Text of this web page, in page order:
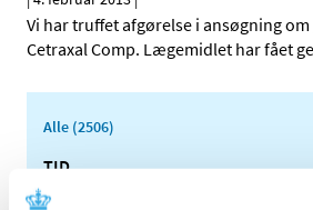
Vi har truffet afgørelse i ansøgning
Cetraxal Comp. Lægemidlet har fået
Alle (2506)
TID
2026 (84)